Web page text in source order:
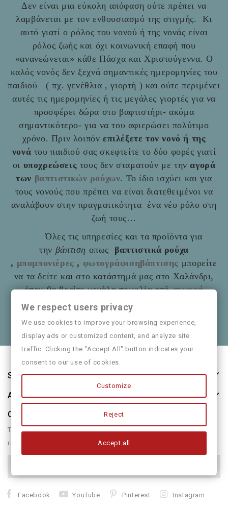
Δεν είναι μια εύκολη απόφαση ούτε πρέπει να
λαμβάνεται με τον ενθουσιασμό της στιγμής. Κι
αυτό γιατί ο ρόλος του νονού ή της νονάς είναι
ρόλος ζωής και όχι κοινωνική επαφή που
«ανανεώνεται» κάθε Πάσχα και Χριστούγεννα. Ο
καλός νονός δεν ξεχνά σημαντικές ημερομηνίες του
παιδιού ( πχ. γενέθλια , γιορτή ) και ούτε περιμένει
αυτές τις ημερομηνίες ή τις μεγάλες γιορτές για να
προσφέρει δώρα στο βαφτιστήρι- ακόμα
σημαντικότερο- για να του αφιερώσει πολύτιμο
χρόνο. Πριν λοιπόν επιλέξετε τον νονό ή της
νονά του παιδιού σας σκεφτείτε το δύο φορές γιατί
οι υποχρεώσεις τους δεν σταματούν με τηναγορά
των βαπτιστικών ρούχων. Το ίδιο ισχύει και για
τους νονούς που πρέπει να είναι διατεθειμένοι να
αναλάβουν στην πραγματικότητα ένα νέο ρόλο στη
ζωή τους…
Όλες τις υπηρεσίες και τα προϊόντα για
την βάπτιση οπως
βαπτιστικά ρούχα
, μπομπονιέρες , φωτογράφισηβάπτισης μπορείτε
να τα δείτε και στο κατάστημά μας στο Χαλάνδρι,
όπου θα βρείτε μεγάλη ποικιλία απόσυναφή
είδη όπως και παιδικά ρούχα
Θα χαρούμε να τα πούμε και από κοντά
Store Information
About Us
Our Newsletter
There are many variations of passages of form humour or
randomised
Facebook YouTube Pinterest Instagram
We respect users privacy
We use cookies to improve your browsing experience,
display ads or customized content, and analyze site
traffic. Clicking the "Accept All" button indicates your
consent to our use of cookies.
Customize
Reject
Accept all